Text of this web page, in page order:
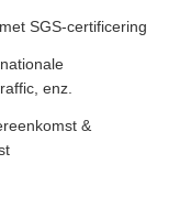
SGS-certificering
enz.
&